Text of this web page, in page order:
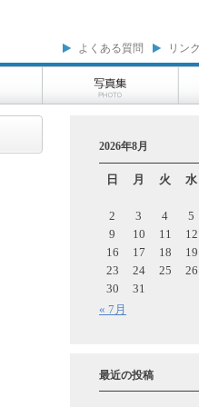
よくある質問 リン
2026年8月
日 月 火 水
« 7月
2
3 4 5
9
10 11 12
16
17 18 19
23
24 25 26
30
31
最近の投稿